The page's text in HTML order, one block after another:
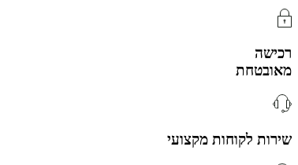
רכישה
מאובטחת
שירות לקוחות מקצועי